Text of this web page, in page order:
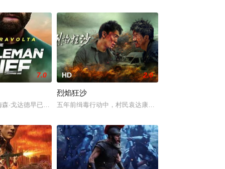
果。
担任警察。这一次，他要对付的是黑帮，
7.0
·戈达德早已淡出江湖，却被冲动莽撞的弟弟肖恩拖入一场价值一亿美元的游
HD 2.0
烈焰狂沙
五年前缉毒行动中，村民袁达康救了警察杨天和马超，获